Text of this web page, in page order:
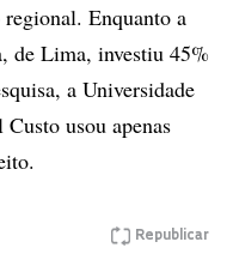
Enquanto a
de Lima, investiu 45%
a Universidade
usou apenas
Republicar